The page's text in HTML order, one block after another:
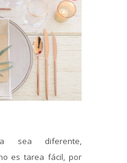
sea diferente,
es tarea fácil, por